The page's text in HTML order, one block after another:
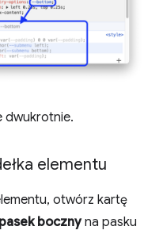
dwukrotnie.
elementu
otwórz kartę
bocznyna pasku